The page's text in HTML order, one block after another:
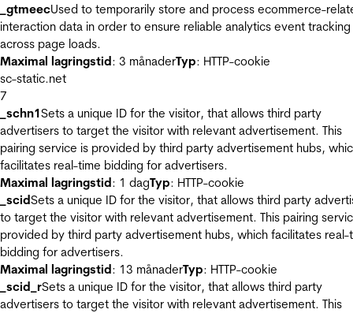
_gtmeecUsed to temporarily store and process ecommerce-
interaction data in order to ensure reliable analytics event tracking
across page loads.
Maximal lagringstid: 3 månaderTyp: HTTP-cookie
sc-static.net
7
_schn1Sets a unique ID for the visitor, that allows third party
advertisers to target the visitor with relevant advertisement. This
pairing service is provided by third party advertisement hubs,
facilitates real-time bidding for advertisers.
Maximal lagringstid: 1 dagTyp: HTTP-cookie
_scidSets a unique ID for the visitor, that allows third party
to target the visitor with relevant advertisement. This pairing
provided by third party advertisement hubs, which facilitates real-
bidding for advertisers.
Maximal lagringstid: 13 månaderTyp: HTTP-cookie
_scid_rSets a unique ID for the visitor, that allows third party
advertisers to target the visitor with relevant advertisement. This